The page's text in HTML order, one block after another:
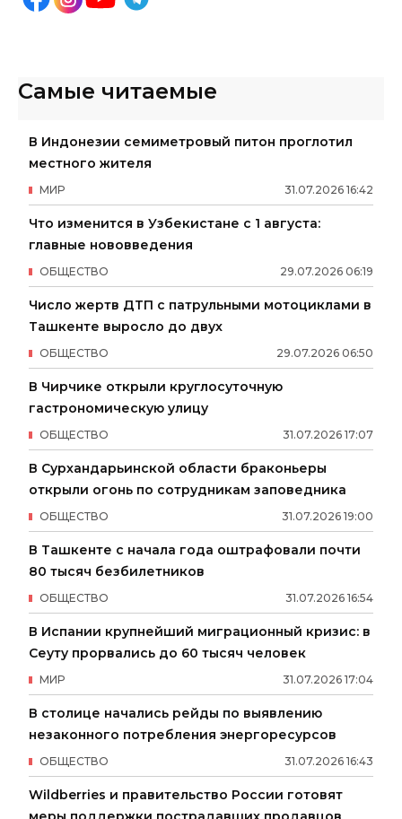
Самые читаемые
В Индонезии семиметровый питон проглотил
местного жителя
31.07.2026 16:42
МИР
Что изменится в Узбекистане с 1 августа:
главные нововведения
29.07.2026 06:19
ОБЩЕСТВО
Число жертв ДТП с патрульными мотоциклами в
Ташкенте выросло до двух
29.07.2026 06:50
ОБЩЕСТВО
В Чирчике открыли круглосуточную
гастрономическую улицу
31.07.2026 17:07
ОБЩЕСТВО
В Сурхандарьинской области браконьеры
открыли огонь по сотрудникам заповедника
31.07.2026 19:00
ОБЩЕСТВО
В Ташкенте с начала года оштрафовали почти
80 тысяч безбилетников
31.07.2026 16:54
ОБЩЕСТВО
В Испании крупнейший миграционный кризис: в
Сеуту прорвались до 60 тысяч человек
31.07.2026 17:04
МИР
В столице начались рейды по выявлению
незаконного потребления энергоресурсов
31.07.2026 16:43
ОБЩЕСТВО
Wildberries и правительство России готовят